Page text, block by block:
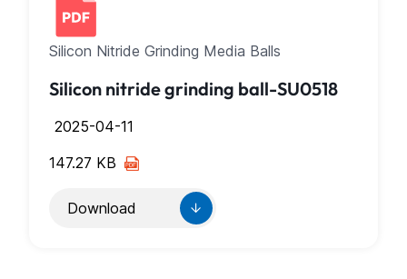
Silicon Nitride Grinding Media Balls
Silicon nitride grinding ball-SU0518
2025-04-11
147.27 KB
Download